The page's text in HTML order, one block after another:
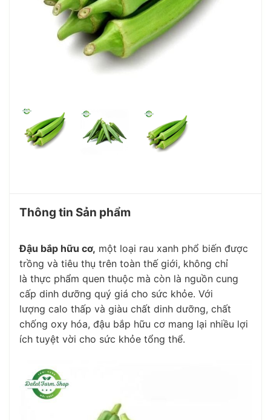
Thông tin Sản phẩm
Đậu bắp hữu cơ, một loại rau xanh phổ biến được
trồng và tiêu thụ trên toàn thế giới, không chỉ
là thực phẩm quen thuộc mà còn là nguồn cung
cấp dinh dưỡng quý giá cho sức khỏe. Với
lượng calo thấp và giàu chất dinh dưỡng, chất
chống oxy hóa, đậu bắp hữu cơ mang lại nhiều lợi
ích tuyệt vời cho sức khỏe tổng thể.